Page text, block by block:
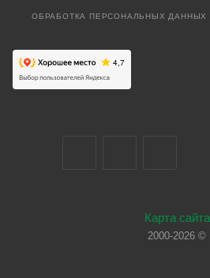
ОБРАБОТКА ПЕРСОНАЛЬНЫХ ДАННЫХ
Карта сайта
2000-2026 ©